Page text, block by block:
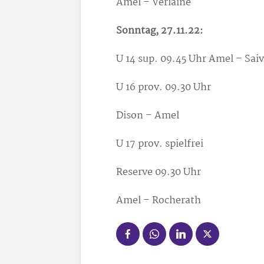
Sonntag, 27.11.22:
U 14 sup. 09.45 Uhr Amel –
U 16 prov. 09.30 Uhr
Dison – Amel
U 17 prov. spielfrei
Reserve 09.30 Uhr
Amel – Rocherath